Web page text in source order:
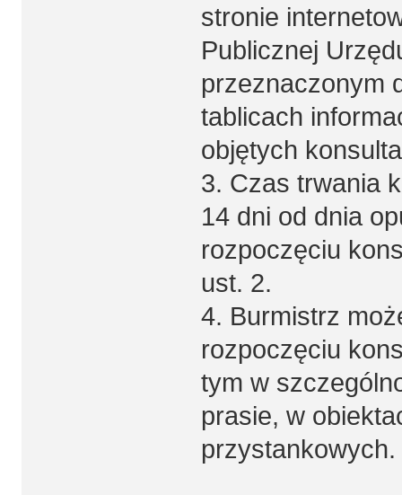
stronie
Publicznej
przeznaczonym
tablicach
objętych
3. Czas trwania
14 dni od dnia
rozpoczęciu
ust. 2.
4. Burmistrz
rozpoczęciu
tym w
prasie, w
przystankowych.